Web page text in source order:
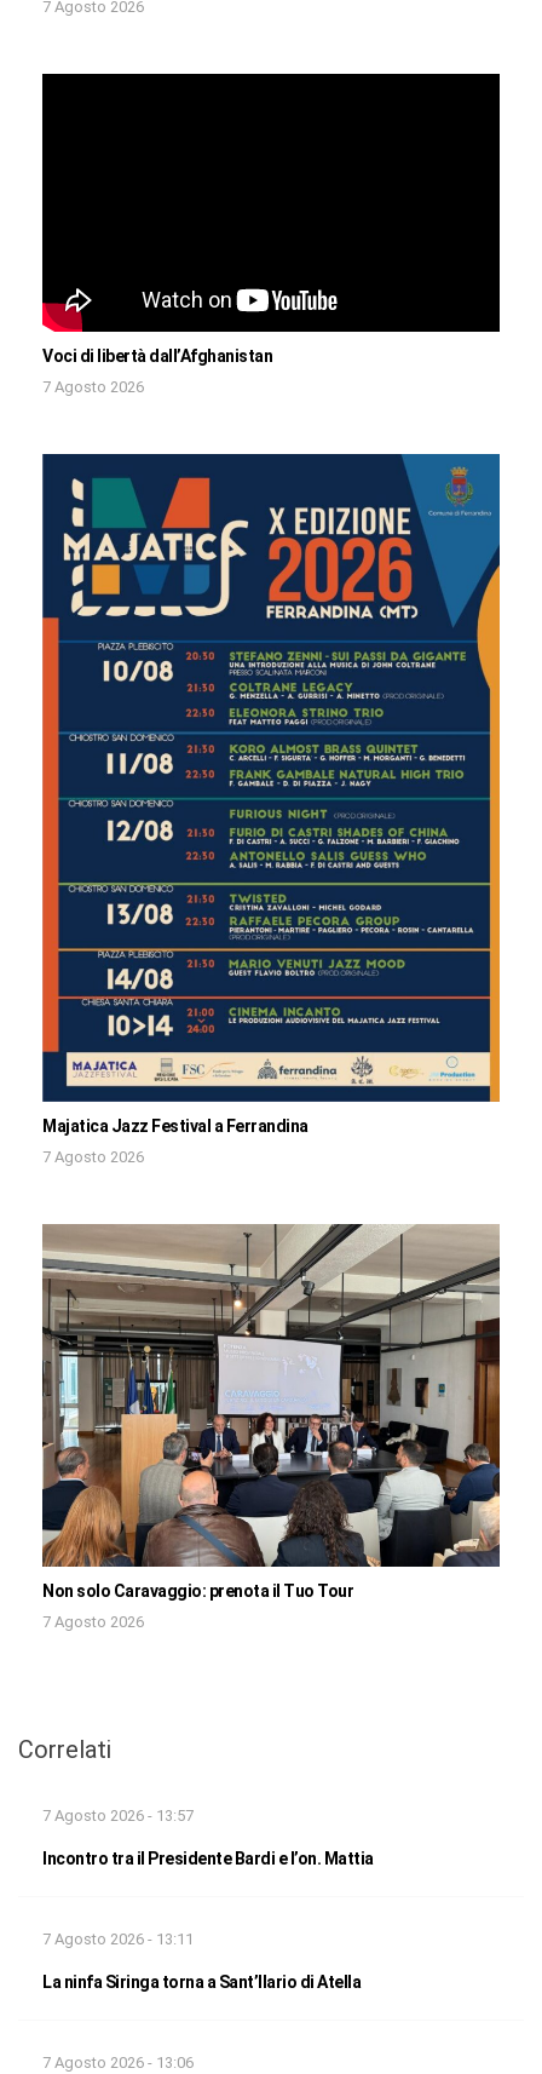
7 Agosto 2026
Voci di libertà dall’Afghanistan
7 Agosto 2026
Majatica Jazz Festival a Ferrandina
7 Agosto 2026
Non solo Caravaggio: prenota il Tuo Tour
7 Agosto 2026
Correlati
7 Agosto 2026 - 13:57
Incontro tra il Presidente Bardi e l’on. Mattia
7 Agosto 2026 - 13:11
La ninfa Siringa torna a Sant’Ilario di Atella
7 Agosto 2026 - 13:06